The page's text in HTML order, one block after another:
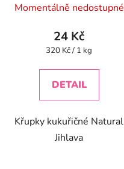
hodnocení
produktu
je
z
Momentálně nedostupné
24 Kč
Měrná
320 Kč / 1 kg
DETAIL
Křupky kukuřičné Natural
Jihlava